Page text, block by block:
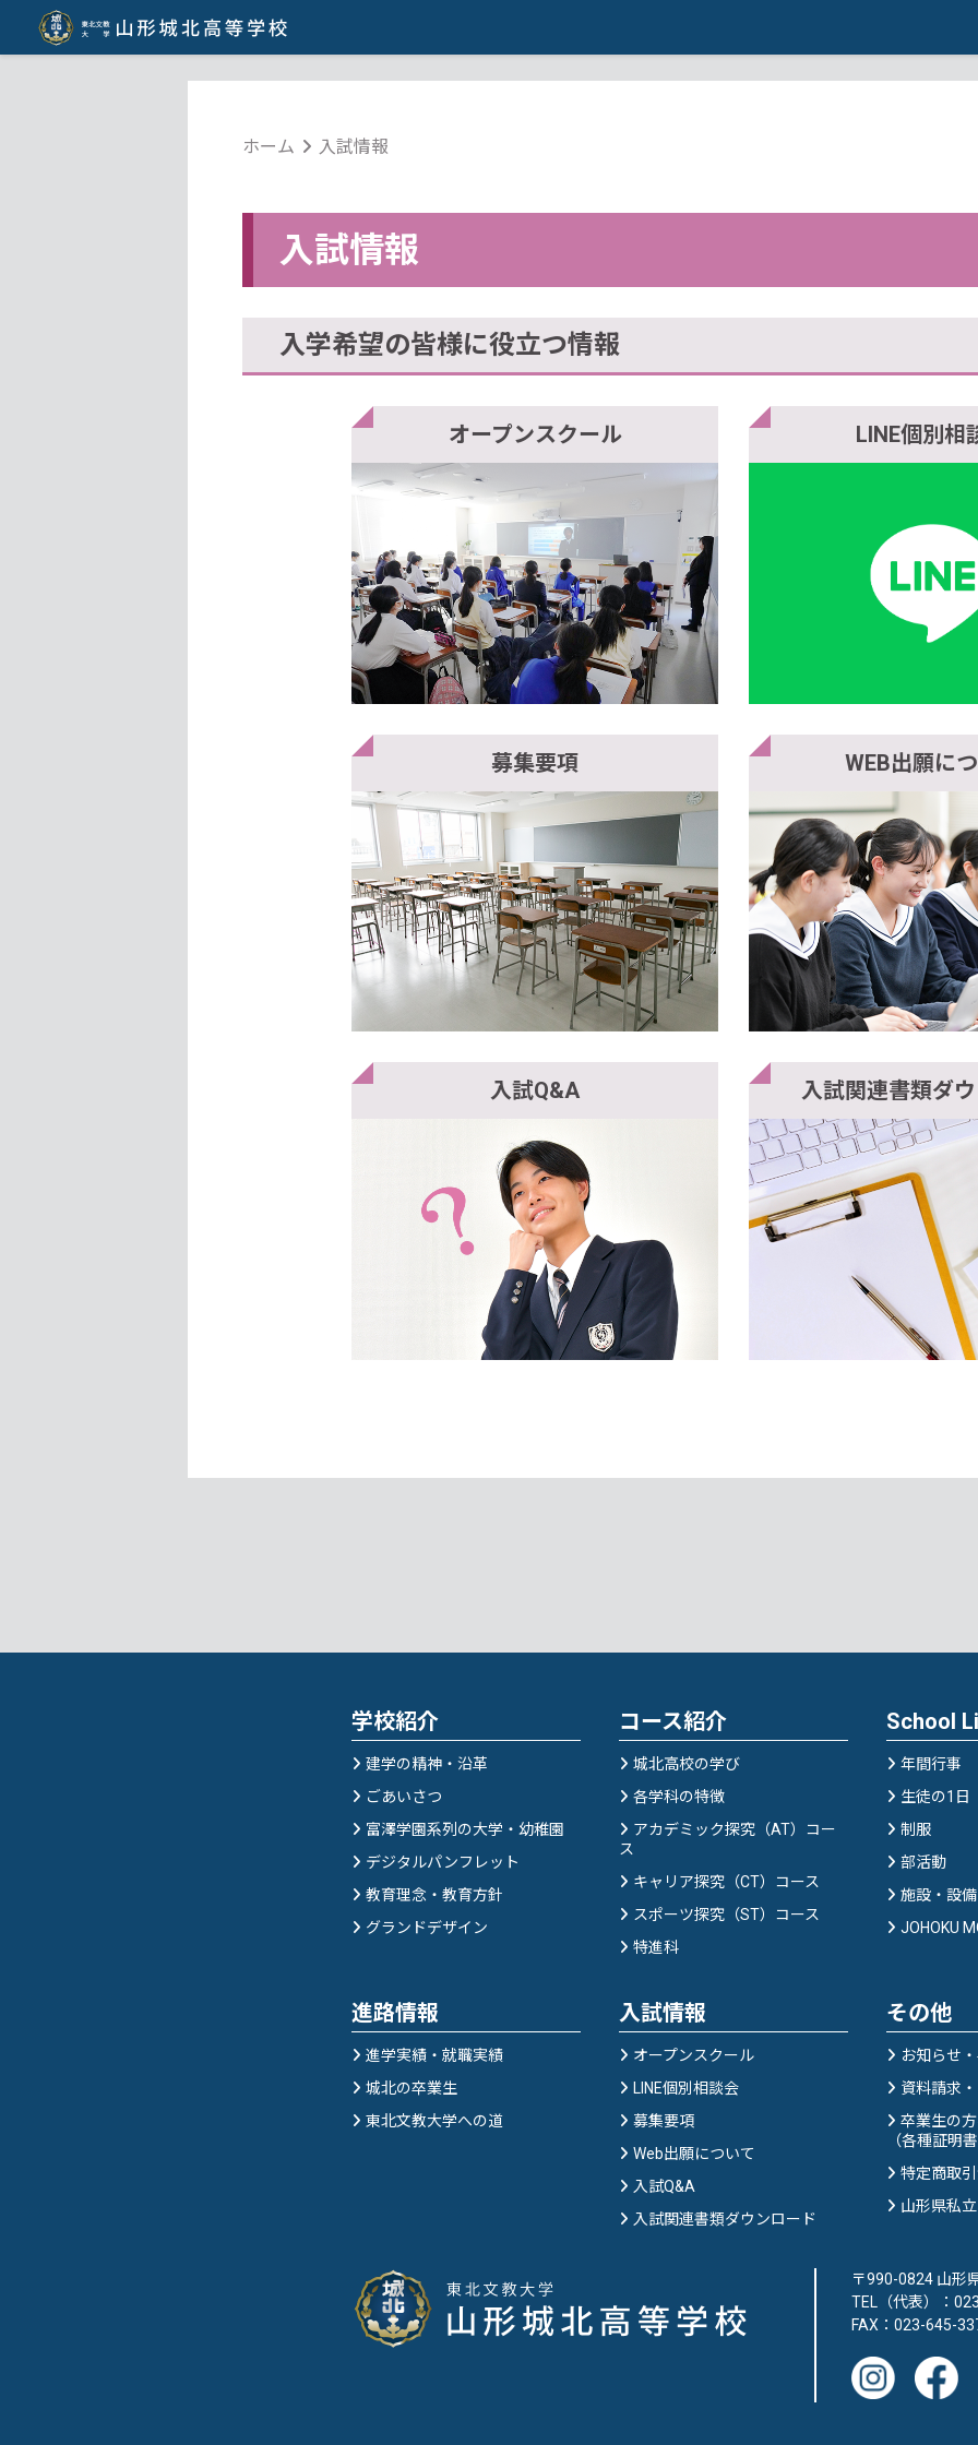
ホーム 入試情報
入試情報
入学希望の皆様に役立つ情報
オープンスクール LINE個別相
募集要項 WEB出願に
入試Q&A 入試関連書類ダ
学校紹介
建学の精神・沿革
ごあいさつ
富澤学園系列の大学・幼稚園
デジタルパンフレット
教育理念・教育方針
グランドデザイン
コース紹介
城北高校の学び
各学科の特徴
アカデミック探究（AT）コー
ス
キャリア探究（CT）コース
スポーツ探究（ST）コース
特進科
School
年間行事
生徒の1日
制服
部活動
施設・設備
JOHOKU
進路情報
進学実績・就職実績
城北の卒業生
東北文教大学への道
入試情報
オープンスクール
LINE個別相談会
募集要項
Web出願について
入試Q&A
入試関連書類ダウンロード
その他
お知らせ
資料請求
卒業生の
（各種証明
特定商取
山形県私
〒990-0824 山形
TEL（代表）：
FAX：023-645-